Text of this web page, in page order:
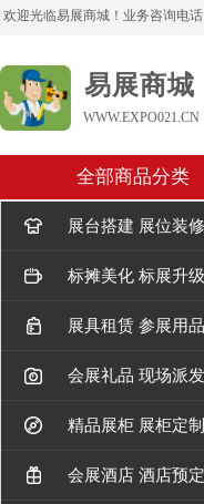
欢迎光临易展商城！业务咨询电
易展商城
WWW.EXPO021.CN
全部商品分类
展台搭建 展位装修
标摊美化 标展升级
展具租赁 参展用品
会展礼品 现场派发
精品展柜 展柜定制
会展酒店 酒店预定